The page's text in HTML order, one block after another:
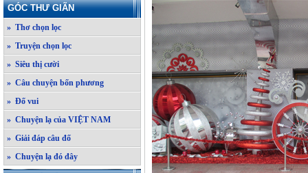
GÓC THƯ GIÃN
» Thơ chọn lọc
» Truyện chọn lọc
» Siêu thị cười
» Câu chuyện bốn phương
» Đố vui
» Chuyện lạ của VIỆT NAM
» Giải đáp câu đố
» Chuyện lạ đó đây